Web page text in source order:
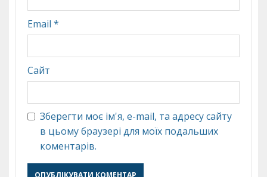
Email *
Сайт
Зберегти моє ім'я, e-mail, та адресу сайту
в цьому браузері для моїх подальших
коментарів.